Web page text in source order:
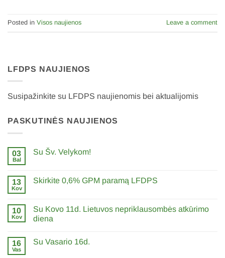
Posted in Visos naujienos Leave a comment
LFDPS NAUJIENOS
Susipažinkite su LFDPS naujienomis bei aktualijomis
PASKUTINĖS NAUJIENOS
03
Bal
Su Šv. Velykom!
Su
13
Kov
Skirkite 0,6% GPM paramą LFDPS
Skirkite
0,6%
GPM
10
Kov
Su Kovo 11d. Lietuvos nepriklausombės atkūrimo
diena
įraše
16
Vas
Su Vasario 16d.